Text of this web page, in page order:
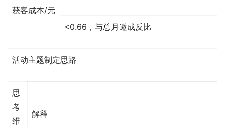
获客成本/元
<0.66，与总月邀成反比
活动主题制定思路
思
考
维
解释